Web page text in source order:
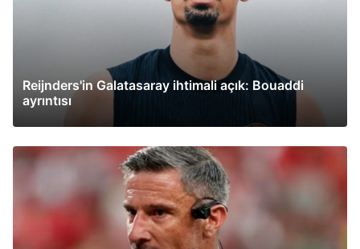
Reijnders'in Galatasaray ihtimali açık: Bouaddi
ayrıntısı